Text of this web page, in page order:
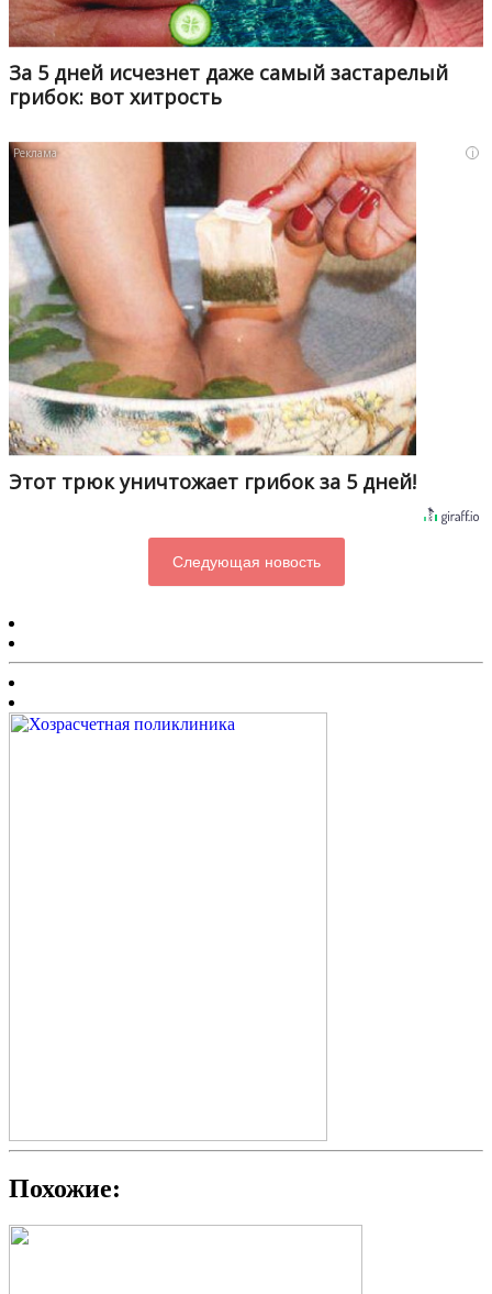
За 5 дней исчезнет даже самый застарелый
грибок: вот хитрость
i
Этот трюк уничтожает грибок за 5 дней!
Следующая новость
Похожие: